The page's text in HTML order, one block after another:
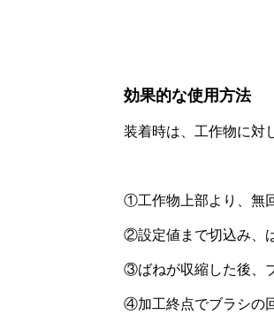
効果的な使用方法
装着時は、工作物に対
①工作物上部より、無
②設定値まで切込み、
③ばねが収縮した後、
④加工終点でブラシの